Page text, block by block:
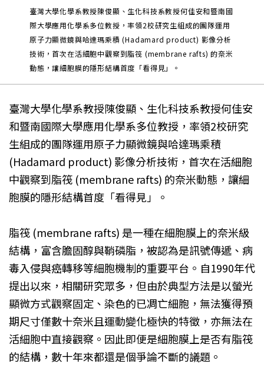
臺灣大學化學系教授陳俊顯、生化科技系教授何佳安和暨南國
際大學應用化學系多位教授，率領2校研究生組成的團隊運用
原子力顯微鏡與哈達瑪乘積 (Hadamard product) 影像分析
技術，首次在活細胞中觀察到脂筏 (membrane rafts) 的奈米
動態，讓細胞膜的隱形結構首度「看得見」。
臺灣大學化學系教授陳俊顯、生化科技系教授何佳安
和暨南國際大學應用化學系多位教授，率領2校研究
生組成的團隊運用原子力顯微鏡與哈達瑪乘積
(Hadamard product) 影像分析技術，首次在活細胞
中觀察到脂筏 (membrane rafts) 的奈米動態，讓細
胞膜的隱形結構首度「看得見」。
脂筏 (membrane rafts) 是一種在細胞膜上的奈米級
結構，富含膽固醇與鞘磷脂，被認為是訊號傳遞、病
毒入侵與癌轉移等細胞機制的重要平台。自1990年代
提出以來，相關研究眾多，但由於典型方法是以螢光
顯微方式觀察固定、染色的已凋亡細胞，無法獲得預
期尺寸僅數十奈米且運動變化極快的特徵，亦無法在
活細胞中直接觀察。因此即便是細胞膜上是否有脂筏
的結構，數十年來都還是個爭論不斷的議題。